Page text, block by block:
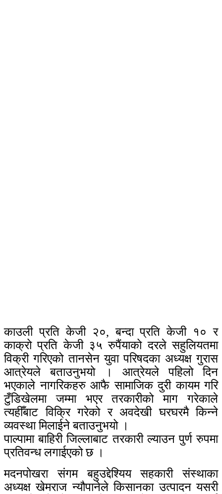
काउली प्रति केजी २०, बन्दा प्रति केजी १० र
काक्रो प्रति केजी ३५ रुपैंयाको दरले सहुलियतमा
विक्री गरिएको तानसेन युवा परिषदका अध्यक्ष गुरास
आत्रेयले बताउनुभयो । आत्रेयले पहिलो दिन
भएकाले नागरिकहरु आफै सामाजिक दुरी कायम गरि
टुँडिखेलमा जम्मा भएर तरकारीको माग गरेकाले
त्यहीँबाट विक्रि गरेको र अवदेखी घरघरमै किन्ने
व्यवस्था मिलाईने बताउनुभयो ।
पाल्पामा बाहिरी जिल्लाबाट तरकारी ल्याउन पुर्ण रुपमा
प्रतिवन्ध लगाईएको छ ।
मदनपोखरा संगम बहुउद्देश्यिय सहकारी संस्थाका
अध्यक्ष खेमराज न्यौपानेले किसानका उत्पादन यसरी